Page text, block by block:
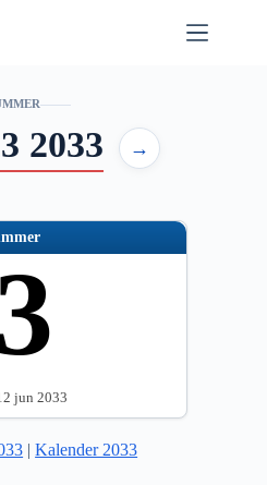
2033 →
jun 2033
|Kalender 2033